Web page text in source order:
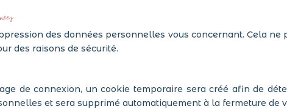
des données personnelles vous concernant. Cela
des raisons de sécurité.
de connexion, un cookie temporaire sera créé afin de
et sera supprimé automatiquement à la fermeture de